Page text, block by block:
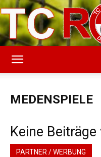
MEDENSPIELE
Keine
PARTNER / WERBUNG